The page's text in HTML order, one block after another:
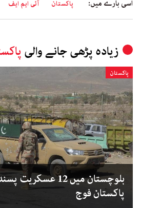
اسی بارے میں: پاکستان آئی ایم ایف
زیادہ پڑھی جانے والی
پاکستان
بلوچستان میں 12
پاکستان فوج